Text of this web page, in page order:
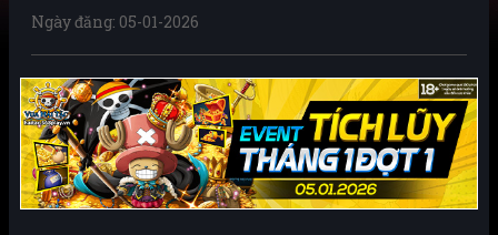
Ngày đăng: 05-01-2026